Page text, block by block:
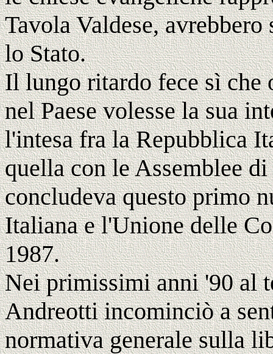
Tavola Valdese,
lo Stato.
Il lungo ritardo fece sì che
nel Paese volesse la sua
l'intesa fra la Repubblica
quella con le Assemblee
concludeva questo primo
Italiana e l'Unione delle
1987.
Nei primissimi anni '90 al
Andreotti incominciò a
normativa generale sulla